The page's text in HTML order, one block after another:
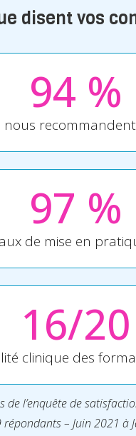
disent vos
94 %
nous
97 %
de mise en
16/20
clinique des
de l’enquête de
répondants – Juin 2021 à